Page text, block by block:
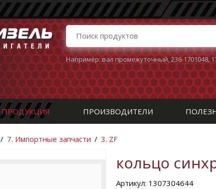
Например:вал промежуточный,236-1701048,
ПРОДУКЦИЯ ПРОИЗВОДИТЕЛИ
/ 7. Импортные запчасти / 3. ZF
кольцо
Артикул: 1307304644